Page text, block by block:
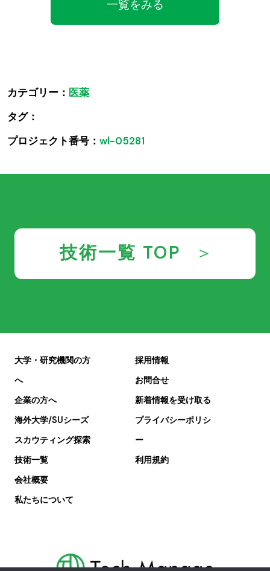
一覧をみる
カテゴリー： 医薬
タグ：
プロジェクト番号： wl-05281
技術一覧 TOP
大学・研究機関の方
へ
企業の方へ
海外大学/SUシーズ
スカウティング探索
技術一覧
会社概要
私たちについて
採用情報
お問合せ
新着情報を受け取る
プライバシーポリシ
ー
利用規約